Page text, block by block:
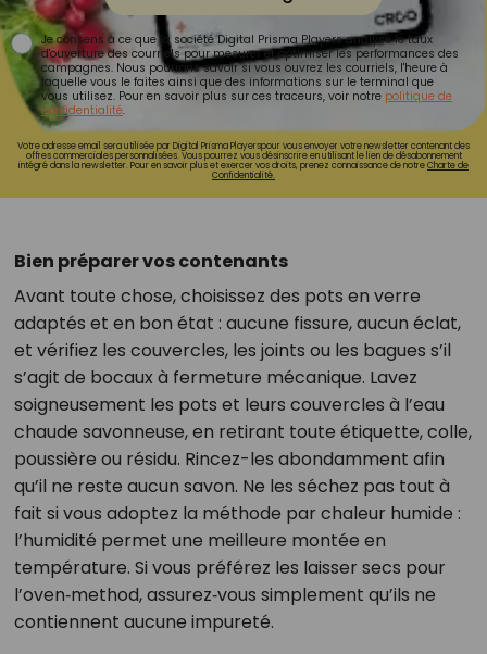
Je consens à ce que la société Digital Prisma Players analyse le taux
d'ouverture des courriels pour mesurer et optimiser les performances des
campagnes. Nous pourrons savoir si vous ouvrez les courriels, l'heure à
laquelle vous le faites ainsi que des informations sur le terminal que
vous utilisez. Pour en savoir plus sur ces traceurs, voir notre politique de
confidentialité.
Votre adresse email sera utilisée par Digital Prisma Playerspour vous envoyer votre newsletter contenant des
offres commerciales personnalisées. Vous pourrez vous désinscrire en utilisant le lien de désabonnement
intégré dans la newsletter. Pour en savoir plus et exercer vos droits, prenez connaissance de notreCharte de
Confidentialité.
Bien préparer vos contenants
Avant toute chose, choisissez des pots en verre
adaptés et en bon état : aucune fissure, aucun éclat,
et vérifiez les couvercles, les joints ou les bagues s’il
s’agit de bocaux à fermeture mécanique. Lavez
soigneusement les pots et leurs couvercles à l’eau
chaude savonneuse, en retirant toute étiquette, colle,
poussière ou résidu. Rincez-les abondamment afin
qu’il ne reste aucun savon. Ne les séchez pas tout à
fait si vous adoptez la méthode par chaleur humide :
l’humidité permet une meilleure montée en
température. Si vous préférez les laisser secs pour
l’oven‑method, assurez‑vous simplement qu’ils ne
contiennent aucune impureté.